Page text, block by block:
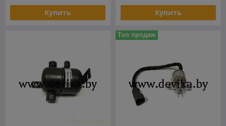
Купить Купить
Топ продаж